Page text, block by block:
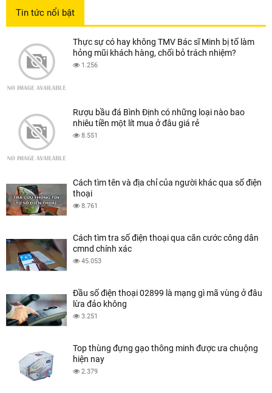
Tin tức nổi bật
Thực sự có hay không TMV Bác sĩ Minh bị tố làm
hỏng mũi khách hàng, chối bỏ trách nhiệm?
1.256
Rượu bầu đá Bình Định có những loại nào bao
nhiêu tiền một lít mua ở đâu giá rẻ
8.551
Cách tìm tên và địa chỉ của người khác qua số điện
thoại
8.761
Cách tìm tra số điện thoại qua căn cước công dân
cmnd chính xác
45.053
Đầu số điện thoại 02899 là mạng gì mã vùng ở đâu
lừa đảo không
3.251
Top thùng đựng gạo thông minh được ưa chuộng
hiện nay
2.379